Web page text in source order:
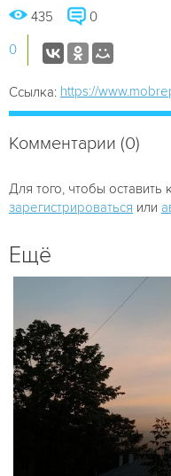
435 0
0
Ссылка: https://
Комментарии (0)
Для того, чтобы
зарегистрироваться или
Ещё